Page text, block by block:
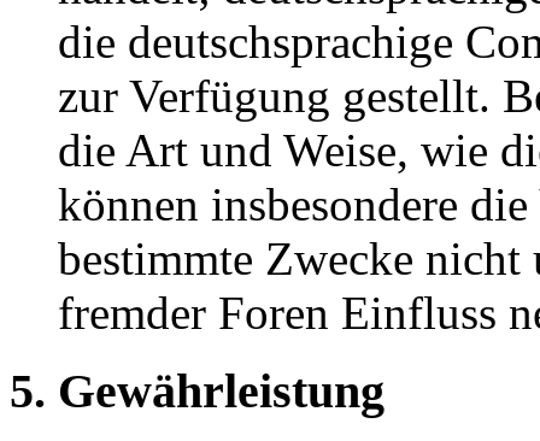
die deutschsprachige
zur Verfügung gestellt.
die Art und Weise, wie
können insbesondere
bestimmte Zwecke nicht
fremder Foren Einfluss
5. Gewährleistung